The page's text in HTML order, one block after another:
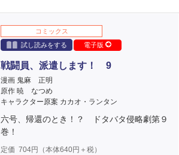
コミックス
試し読みをする
電子版
戦闘員、派遣します！ 9
漫画 鬼麻 正明
原作 暁 なつめ
キャラクター原案 カカオ・ランタン
六号、帰還のとき！？ ドタバタ侵略劇第９
巻！
定価 704円（本体640円＋税）